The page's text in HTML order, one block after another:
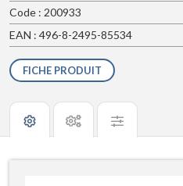
Code : 200933
EAN : 496-8-2495-85534
FICHE PRODUIT